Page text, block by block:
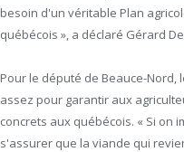
besoin d'un véritable Plan
québécois », a déclaré Gérard
Pour le député de Beauce-
assez pour garantir aux
concrets aux québécois. « Si on
s'assurer que la viande qui